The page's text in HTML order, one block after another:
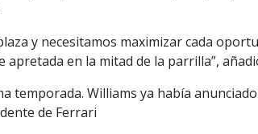
y necesitamos maximizar cada
en la mitad de la parrilla”,
temporada. Williams ya había
de Ferrari